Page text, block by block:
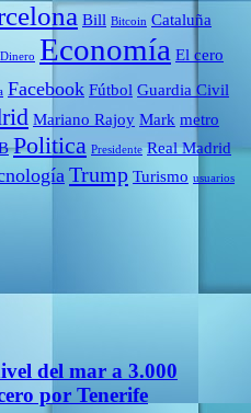
Bill Bitcoin Cataluña
Dinero Economía El cero
Facebook Fútbol Guardia Civil
Mariano Rajoy Mark metro
Politica Presidente Real Madrid
Trump Turismo usuarios
del mar a 3.000
por Tenerife